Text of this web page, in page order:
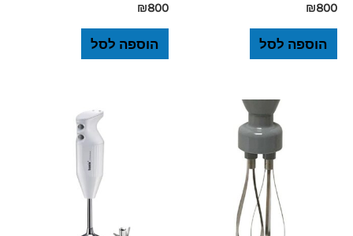
₪800
הוספה לסל
₪800
הוספה לסל